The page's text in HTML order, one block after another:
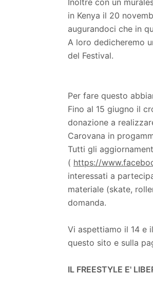
Inoltre con un
in Kenya il 20
augurandoci che in
A loro dedicheremo
del Festival.
Per fare questo
Fino al 15 giugno il
donazione a
Carovana in
Tutti gli
( https://
interessati a
materiale (skate,
domanda.
Vi aspettiamo il 14 e
questo sito e sulla
IL FREESTYLE E'